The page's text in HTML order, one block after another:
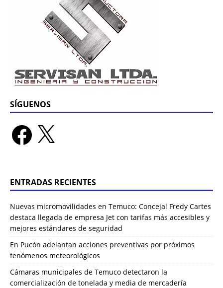
SÍGUENOS
ENTRADAS RECIENTES
Nuevas micromovilidades en Temuco: Concejal Fredy Cartes
destaca llegada de empresa Jet con tarifas más accesibles y
mejores estándares de seguridad
En Pucón adelantan acciones preventivas por próximos
fenómenos meteorológicos
Cámaras municipales de Temuco detectaron la
comercialización de tonelada y media de mercadería